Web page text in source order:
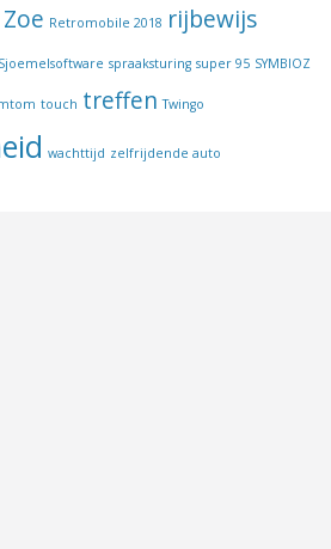
Retromobile 2018 rijbewijs
Sjoemelsoftware spraaksturing super 95 SYMBIOZ
touch treffen Twingo
wachttijd zelfrijdende auto